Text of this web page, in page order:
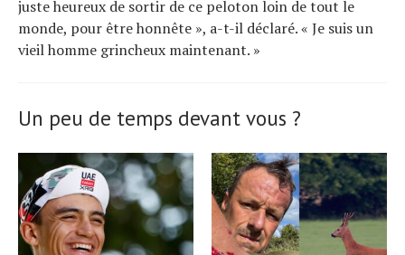
juste heureux de sortir de ce peloton loin de tout le
monde, pour être honnête », a-t-il déclaré. « Je suis un
vieil homme grincheux maintenant. »
Un peu de temps devant vous ?